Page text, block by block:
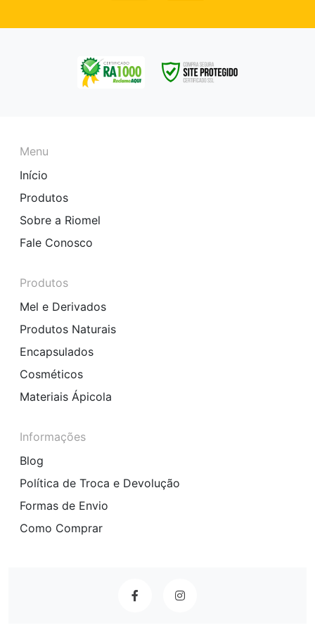
Menu
Início
Produtos
Sobre a Riomel
Fale Conosco
Produtos
Mel e Derivados
Produtos Naturais
Encapsulados
Cosméticos
Materiais Ápicola
Informações
Blog
Política de Troca e Devolução
Formas de Envio
Como Comprar